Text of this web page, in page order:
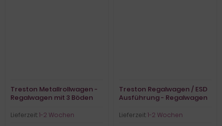
Treston Metallrollwagen -
Regalwagen mit 3 Böden
Lieferzeit:1-2 Wochen
Treston Regalwagen / ESD
Ausführung - Regalwagen
Lieferzeit:1-2 Wochen